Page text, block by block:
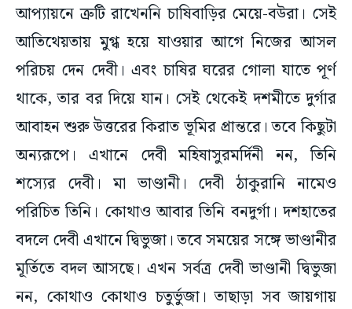
আপ্যায়নে ত্রুটি রাখেননি চাষিবাড়ির মেয়ে-বউরা। সেই
আতিথেয়তায় মুগ্ধ হয়ে যাওয়ার আগে নিজের আসল
পরিচয় দেন দেবী। এবং চাষির ঘরের গোলা যাতে পূর্ণ
থাকে, তার বর দিয়ে যান। সেই থেকেই দশমীতে দুর্গার
আবাহন শুরু উত্তরের কিরাত ভূমির প্রান্তরে। তবে কিছুটা
অন্যরূপে। এখানে দেবী মহিষাসুরমর্দিনী নন, তিনি
শস্যের দেবী। মা ভাণ্ডানী। দেবী ঠাকুরানি নামেও
পরিচিত তিনি। কোথাও আবার তিনি বনদুর্গা। দশহাতের
বদলে দেবী এখানে দ্বিভুজা। তবে সময়ের সঙ্গে ভাণ্ডানীর
মূর্তিতে বদল আসছে। এখন সর্বত্র দেবী ভাণ্ডানী দ্বিভুজা
নন, কোথাও কোথাও চতুর্ভুজা। তাছাড়া সব জায়গায়